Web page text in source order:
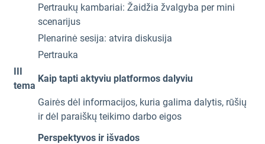
Pertraukų kambariai: Žaidžia žvalgyba per mini
scenarijus
Plenarinė sesija: atvira diskusija
Pertrauka
III
tema
Kaip tapti aktyviu platformos dalyviu
Gairės dėl informacijos, kuria galima dalytis, rūšių
ir dėl paraiškų teikimo darbo eigos
Perspektyvos ir išvados